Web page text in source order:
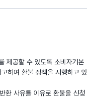
제공할 수 있도록 소비자기본
하여 환불 정책을 시행하고 있
환 사유를 이유로 환불을 신청